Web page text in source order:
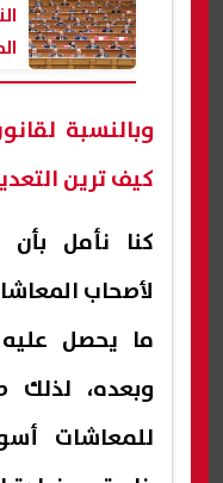
وبالنسبة
كيف ترين
كنا نأمل بأن
لأصحاب
ما يحصل
وبعده، لذلك
للمعاشات